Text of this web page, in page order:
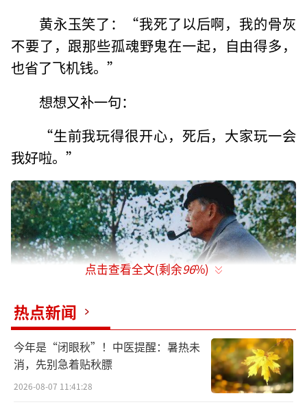
黄永玉笑了：“我死了以后啊，我的骨灰
不要了，跟那些孤魂野鬼在一起，自由得多，
也省了飞机钱。”
想想又补一句：
“生前我玩得很开心，死后，大家玩一会
我好啦。”
01
点击查看全文(剩余96%)
热点新闻
今年是“闭眼秋”！中医提醒：暑热未
消，先别急着贴秋膘
2026-08-07 11:41:28